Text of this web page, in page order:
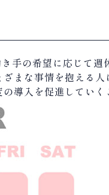
手の希望に応じて週
まな事情を抱える
導入を促進していく